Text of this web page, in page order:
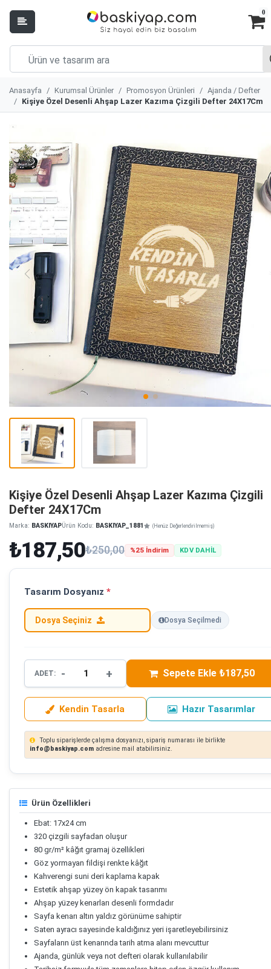
0
Anasayfa Kurumsal Ürünler Promosyon Ürünleri
Ajanda / Defter
Kişiye Özel Desenli Ahşap Lazer Kazıma Çizgili Defter 24X17Cm
Kişiye Özel Desenli Ahşap Lazer Kazıma Çizgili
Defter 24X17Cm
Marka: BASKIYAPÜrün Kodu: BASKIYAP_1881 (Henüz Değerlendirilmemiş)
₺187,50₺250,00 %25 İndirim KDV DAHİL
Tasarım Dosyanız *
Dosya Seçiniz Dosya Seçilmedi
ADET: - + Sepete Ekle ₺187,50
Kendin Tasarla Hazır Tasarımlar
Toplu siparişlerde çalışma dosyanızı, sipariş numarası ile birlikte
info@baskiyap.com adresine mail atabilirsiniz.
Ürün Özellikleri
Ebat: 17x24 cm
320 çizgili sayfadan oluşur
80 gr/m² kâğıt gramaj özellikleri
Göz yormayan fildişi renkte kâğıt
Kahverengi suni deri kaplama kapak
Estetik ahşap yüzey ön kapak tasarımı
Ahşap yüzey kenarları desenli formdadır
Sayfa kenarı altın yaldız görünüme sahiptir
Saten ayracı sayesinde kaldığınız yeri işaretleyebilirsiniz
Sayfaların üst kenarında tarih atma alanı mevcuttur
Ajanda, günlük veya not defteri olarak kullanılabilir